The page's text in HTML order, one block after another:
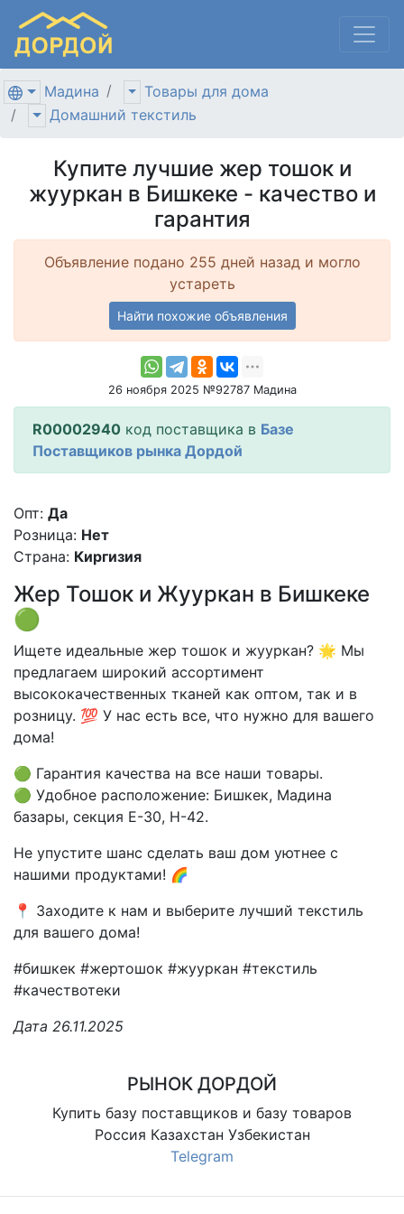
Мадина
Товары для дома
Домашний текстиль
Купите лучшие жер тошок и
жууркан в Бишкеке - качество и
гарантия
Объявление подано 255 дней назад и могло
устареть
Найти похожие объявления
26 ноября 2025 №92787 Мадина
R00002940 код поставщика в Базе
Поставщиков рынка Дордой
Опт: Да
Розница: Нет
Страна: Киргизия
Жер Тошок и Жууркан в Бишкеке
🟢
Ищете идеальные жер тошок и жууркан? 🌟 Мы
предлагаем широкий ассортимент
высококачественных тканей как оптом, так и в
розницу. 💯 У нас есть все, что нужно для вашего
дома!
🟢 Гарантия качества на все наши товары.
🟢 Удобное расположение: Бишкек, Мадина
базары, секция Е-30, Н-42.
Не упустите шанс сделать ваш дом уютнее с
нашими продуктами! 🌈
📍 Заходите к нам и выберите лучший текстиль
для вашего дома!
#бишкек #жертошок #жууркан #текстиль
#качествотеки
Дата 26.11.2025
РЫНОК ДОРДОЙ
Купить базу поставщиков и базу товаров
Россия Казахстан Узбекистан
Telegram